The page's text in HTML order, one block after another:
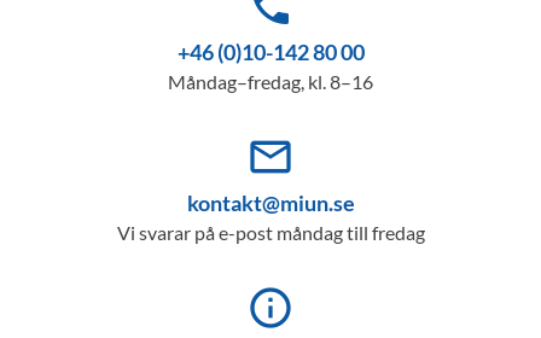
+46 (0)10-142 80 00
Måndag–fredag, kl. 8–16
mail_outline
kontakt@miun.se
Vi svarar på e-post måndag till fredag
info_outline